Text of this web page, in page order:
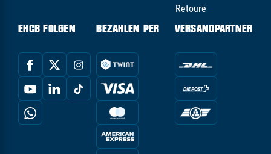
Retoure
EHCB FOLGEN BEZAHLEN PER VERSANDPARTNER